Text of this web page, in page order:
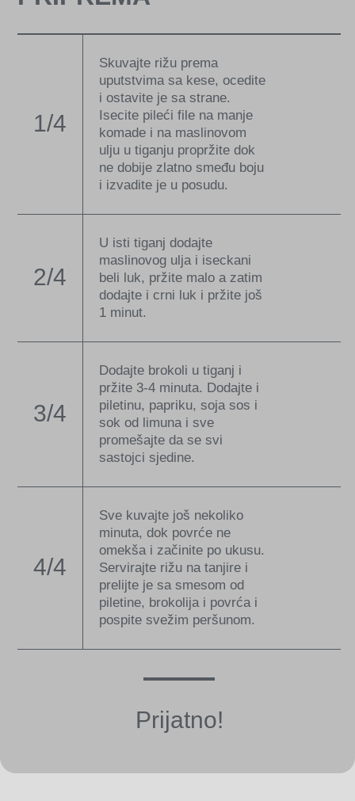
1/4
Skuvajte rižu prema
uputstvima sa kese, ocedite
i ostavite je sa strane.
Isecite pileći file na manje
komade i na maslinovom
ulju u tiganju propržite dok
ne dobije zlatno smeđu boju
i izvadite je u posudu.
2/4
U isti tiganj dodajte
maslinovog ulja i iseckani
beli luk, pržite malo a zatim
dodajte i crni luk i pržite još
1 minut.
3/4
Dodajte brokoli u tiganj i
pržite 3-4 minuta. Dodajte i
piletinu, papriku, soja sos i
sok od limuna i sve
promešajte da se svi
sastojci sjedine.
4/4
Sve kuvajte još nekoliko
minuta, dok povrće ne
omekša i začinite po ukusu.
Servirajte rižu na tanjire i
prelijte je sa smesom od
piletine, brokolija i povrća i
pospite svežim peršunom.
Prijatno!